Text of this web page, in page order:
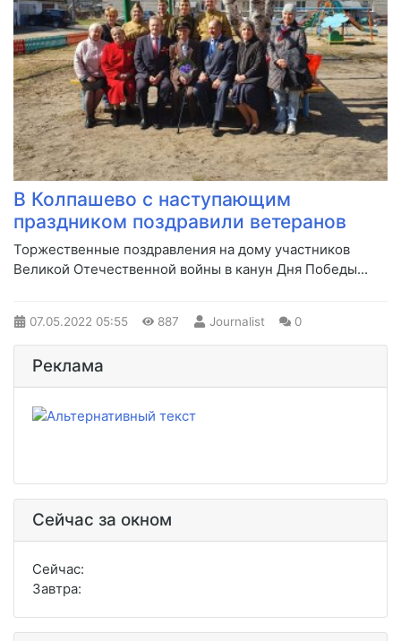
В Колпашево с наступающим
праздником поздравили ветеранов
Торжественные поздравления на дому участников
Великой Отечественной войны в канун Дня Победы...
07.05.2022 05:55 887 Journalist 0
Реклама
Сейчас за окном
Сейчас:
Завтра: